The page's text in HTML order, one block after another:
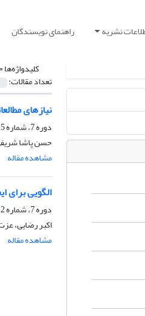
نشریه راهنمای نویسندگان
تعداد مقالات:
نیازهای
دوره 7، شماره 5، زمستان 1387، صفحه
حسن پاشا
مشاهده مقاله
الگویی برای
دوره 7، شماره 2، بهار 1387، صفحه
اکبر رضایی،
مشاهده مقاله